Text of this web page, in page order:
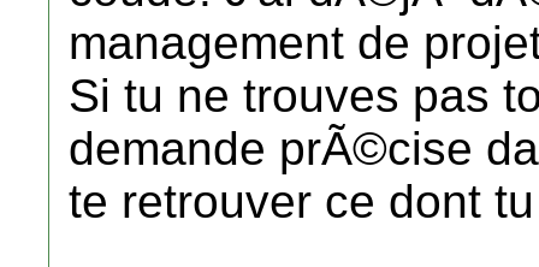
management de
Si tu ne trouves pas
demande prÃ©cise
te retrouver ce dont